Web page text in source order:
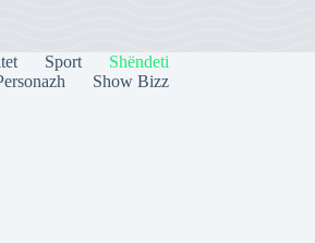
Sport
Shëndeti
Show Bizz